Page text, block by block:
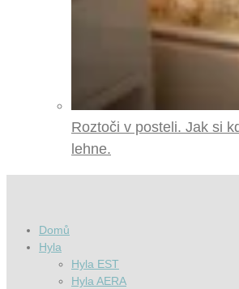
Roztoči v posteli. Jak si
lehne.
Domů
Hyla
Hyla EST
Hyla AERA